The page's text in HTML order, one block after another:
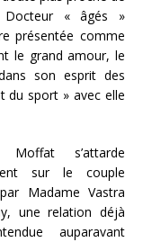
Docteur « âgés »
présentée comme
le grand amour, le
son esprit des
du sport » avec elle
Moffat s’attarde
sur le couple
Madame Vastra
une relation déjà
auparavant